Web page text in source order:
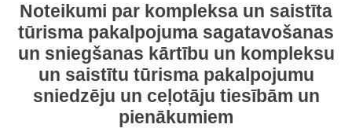
Noteikumi par kompleksa un saistīta
tūrisma pakalpojuma sagatavošanas
un sniegšanas kārtību un kompleksu
un saistītu tūrisma pakalpojumu
sniedzēju un ceļotāju tiesībām un
pienākumiem